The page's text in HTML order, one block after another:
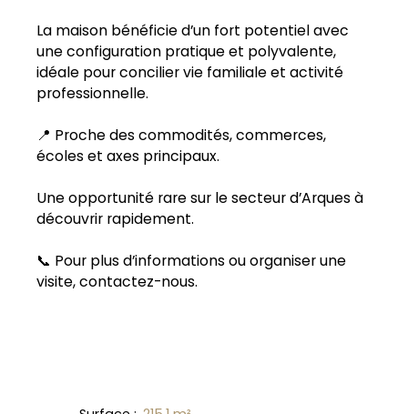
La maison bénéficie d’un fort potentiel avec
une configuration pratique et polyvalente,
idéale pour concilier vie familiale et activité
professionnelle.
📍 Proche des commodités, commerces,
écoles et axes principaux.
Une opportunité rare sur le secteur d’Arques à
découvrir rapidement.
📞 Pour plus d’informations ou organiser une
visite, contactez-nous.